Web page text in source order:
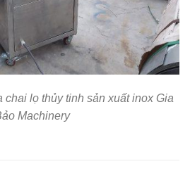
chai lọ thủy tinh sản xuất inox Gia
Machinery